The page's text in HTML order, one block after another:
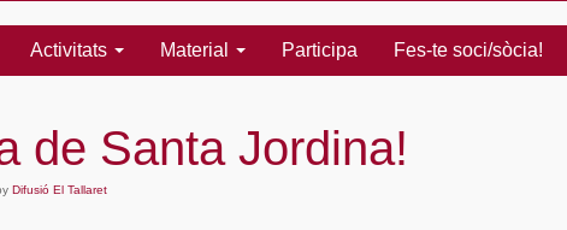
Activitats Material Participa Fes-te soci/sòcia!
de Santa Jordina!
Difusió El Tallaret